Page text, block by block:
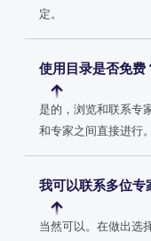
定。
使用目录是否免费
是的，浏览和联系专
和专家之间直接进行。
我可以联系多位专
当然可以。在做出选